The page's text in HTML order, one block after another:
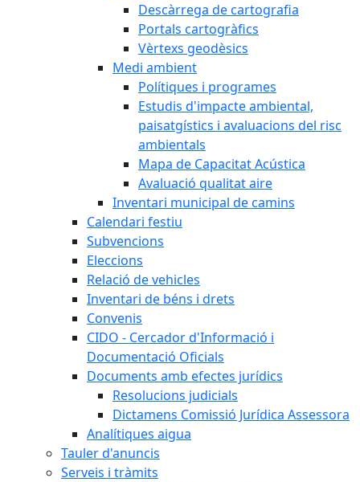
Descàrrega de cartografia
Portals cartogràfics
Vèrtexs geodèsics
Medi ambient
Polítiques i programes
Estudis d'impacte ambiental,
paisatgístics i avaluacions del risc
ambientals
Mapa de Capacitat Acústica
Avaluació qualitat aire
Inventari municipal de camins
Calendari festiu
Subvencions
Eleccions
Relació de vehicles
Inventari de béns i drets
Convenis
CIDO - Cercador d'Informació i
Documentació Oficials
Documents amb efectes jurídics
Resolucions judicials
Dictamens Comissió Jurídica Assessora
Analítiques aigua
Tauler d'anuncis
Serveis i tràmits